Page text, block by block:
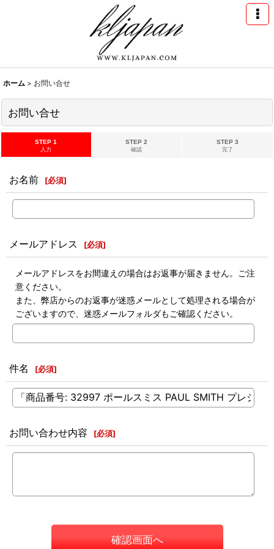
ホーム > お問い合せ
お問い合せ
STEP 1
入力
STEP 2
確認
STEP 3
完了
お名前 [必須]
メールアドレス [必須]
メールアドレスをお間違えの場合はお返事が届きません。ご注
意ください。
また、弊店からのお返事が迷惑メールとして処理される場合が
ございますので、迷惑メールフォルダもご確認ください。
件名 [必須]
お問い合わせ内容 [必須]
確認画面へ